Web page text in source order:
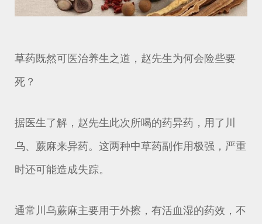
草药既然可医治养生之道，赵先生为何会险些要
死？
据医生了解，赵先生此次所喝的药异药，用了川
乌、蕨麻来异药。这两种中草药副作用极强，严重
时还可能造成失踪。
通常川乌蕨麻主要用于外擦，有活血湿的药效，不